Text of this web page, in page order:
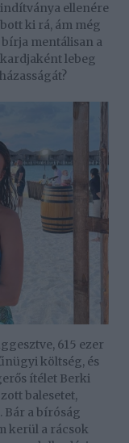
ellenére
ki rá, ám még
mentálisan a
lebeg
615 ezer
költség, és
ítélet Berki
balesetet,
Bár a bíróság
kerül a rácsok